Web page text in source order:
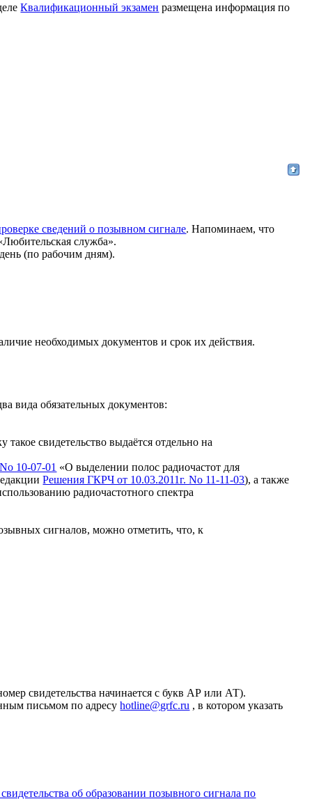
Квалификационный экзамен размещена информация по
сведений о позывном сигнале. Напоминаем, что
служба».
(по рабочим дням).
необходимых документов и срок их действия.
вида обязательных документов:
свидетельство выдаётся отдельно на
10-07-01 «О выделении полос радиочастот для
Решения ГКРЧ от 10.03.2011г. No 11-11-03), а также
радиочастотного спектра
сигналов, можно отметить, что, к
свидетельства начинается с букв АР или АТ).
письмом по адресуhotline@grfc.ru , в котором указать
об образовании позывного сигнала по